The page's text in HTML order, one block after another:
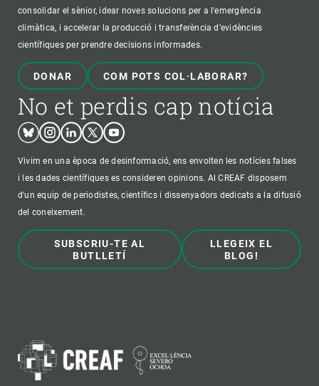
consolidar el sènior, idear noves solucions per a l'emergència
climàtica, i accelerar la producció i transferència d’evidències
científiques per prendre decisions informades.
DONAR COM POTS COL·LABORAR?
No et perdis cap notícia
BlueskyInstagram
LinkedinTwitterYoutube
Vivim en una època de desinformació, ens envolten les notícies falses
i les dades científiques es consideren opinions. Al CREAF disposem
d'un equip de periodistes, científics i dissenyadors dedicats a la difusió
del coneixement.
SUBSCRIU-TE AL
BUTLLETÍ
LLEGEIX EL
BLOG!